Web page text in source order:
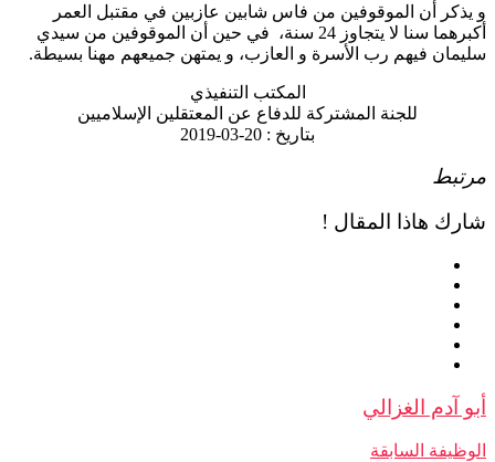
أن الموقوفين من فاس شابين عازبين في مقتبل العمر
أكبرهما سنا لا يتجاوز 24 سنة، في حين أن الموقوفين من سيدي
فيهم رب الأسرة و العازب، و يمتهن جميعهم مهنا بسيطة.
المكتب التنفيذي
للجنة المشتركة للدفاع عن المعتقلين الإسلاميين
بتاريخ : 20-03-2019
هاذا المقال !
آدم الغزالي
السابقة